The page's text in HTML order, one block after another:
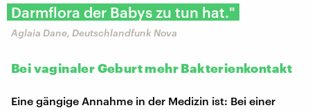
Darmflora der Babys zu tun hat."
Aglaia Dane, Deutschlandfunk Nova
Bei vaginaler Geburt mehr Bakterienkontakt
Eine gängige Annahme in der Medizin ist: Bei einer